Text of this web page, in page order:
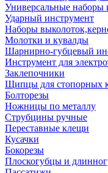
Универсальные наборы
Ударный инструмент
Наборы
Молотки и кувалды
Шарнирно-губцевый
Инструмент для
Заклепочники
Щипцы для стопорных
Болторезы
Ножницы по металлу
Струбцины ручные
Переставные клещи
Кусачки
Бокорезы
Плоскогубцы и